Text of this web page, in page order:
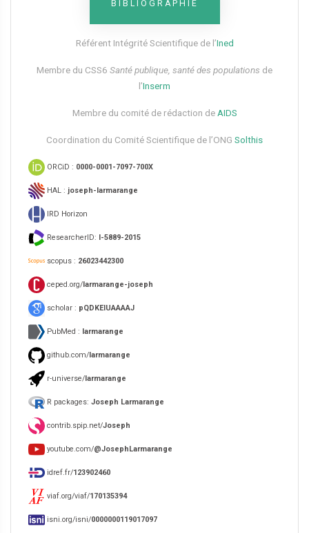
BIBLIOGRAPHIE
Référent Intégrité Scientifique de l’Ined
Membre du CSS6​ Santé publique, santé des populations de
l’Inserm
Membre du comité de rédaction de AIDS
Coordination du Comité Scientifique de l’ONG Solthis
ORCiD : 0000-0001-7097-700X
HAL : joseph-larmarange
IRD Horizon
ResearcherID: I-5889-2015
scopus : 26023442300
ceped.org/larmarange-joseph
scholar : pQDKEIUAAAAJ
PubMed : larmarange
github.com/larmarange
r-universe/larmarange
R packages: Joseph Larmarange
contrib.spip.net/Joseph
youtube.com/@JosephLarmarange
idref.fr/123902460
viaf.org/viaf/170135394
isni.org/isni/0000000119017097